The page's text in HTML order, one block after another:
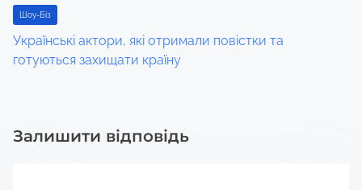
Шоу-Біз
Українські актори, які отримали повістки та
готуються захищати країну
Залишити відповідь